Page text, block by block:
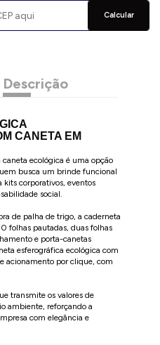
Calcular
Descrição
CANETA EM
ecológica é uma opção
busca um brinde funcional
corporativos, eventos
social.
de palha de trigo, a caderneta
folhas pautadas, duas folhas
e porta-canetas
esferográfica ecológica com
acionamento por clique, com
transmite os valores de
ambiente, reforçando a
com elegância e